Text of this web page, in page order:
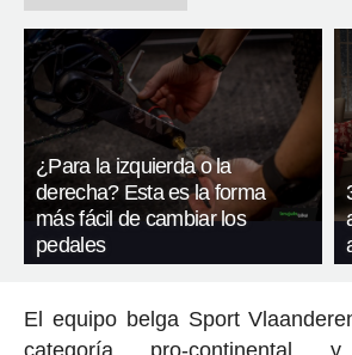
¿Para la izquierda o la
derecha? Esta es la forma
más fácil de cambiar los
pedales
El equipo belga Sport